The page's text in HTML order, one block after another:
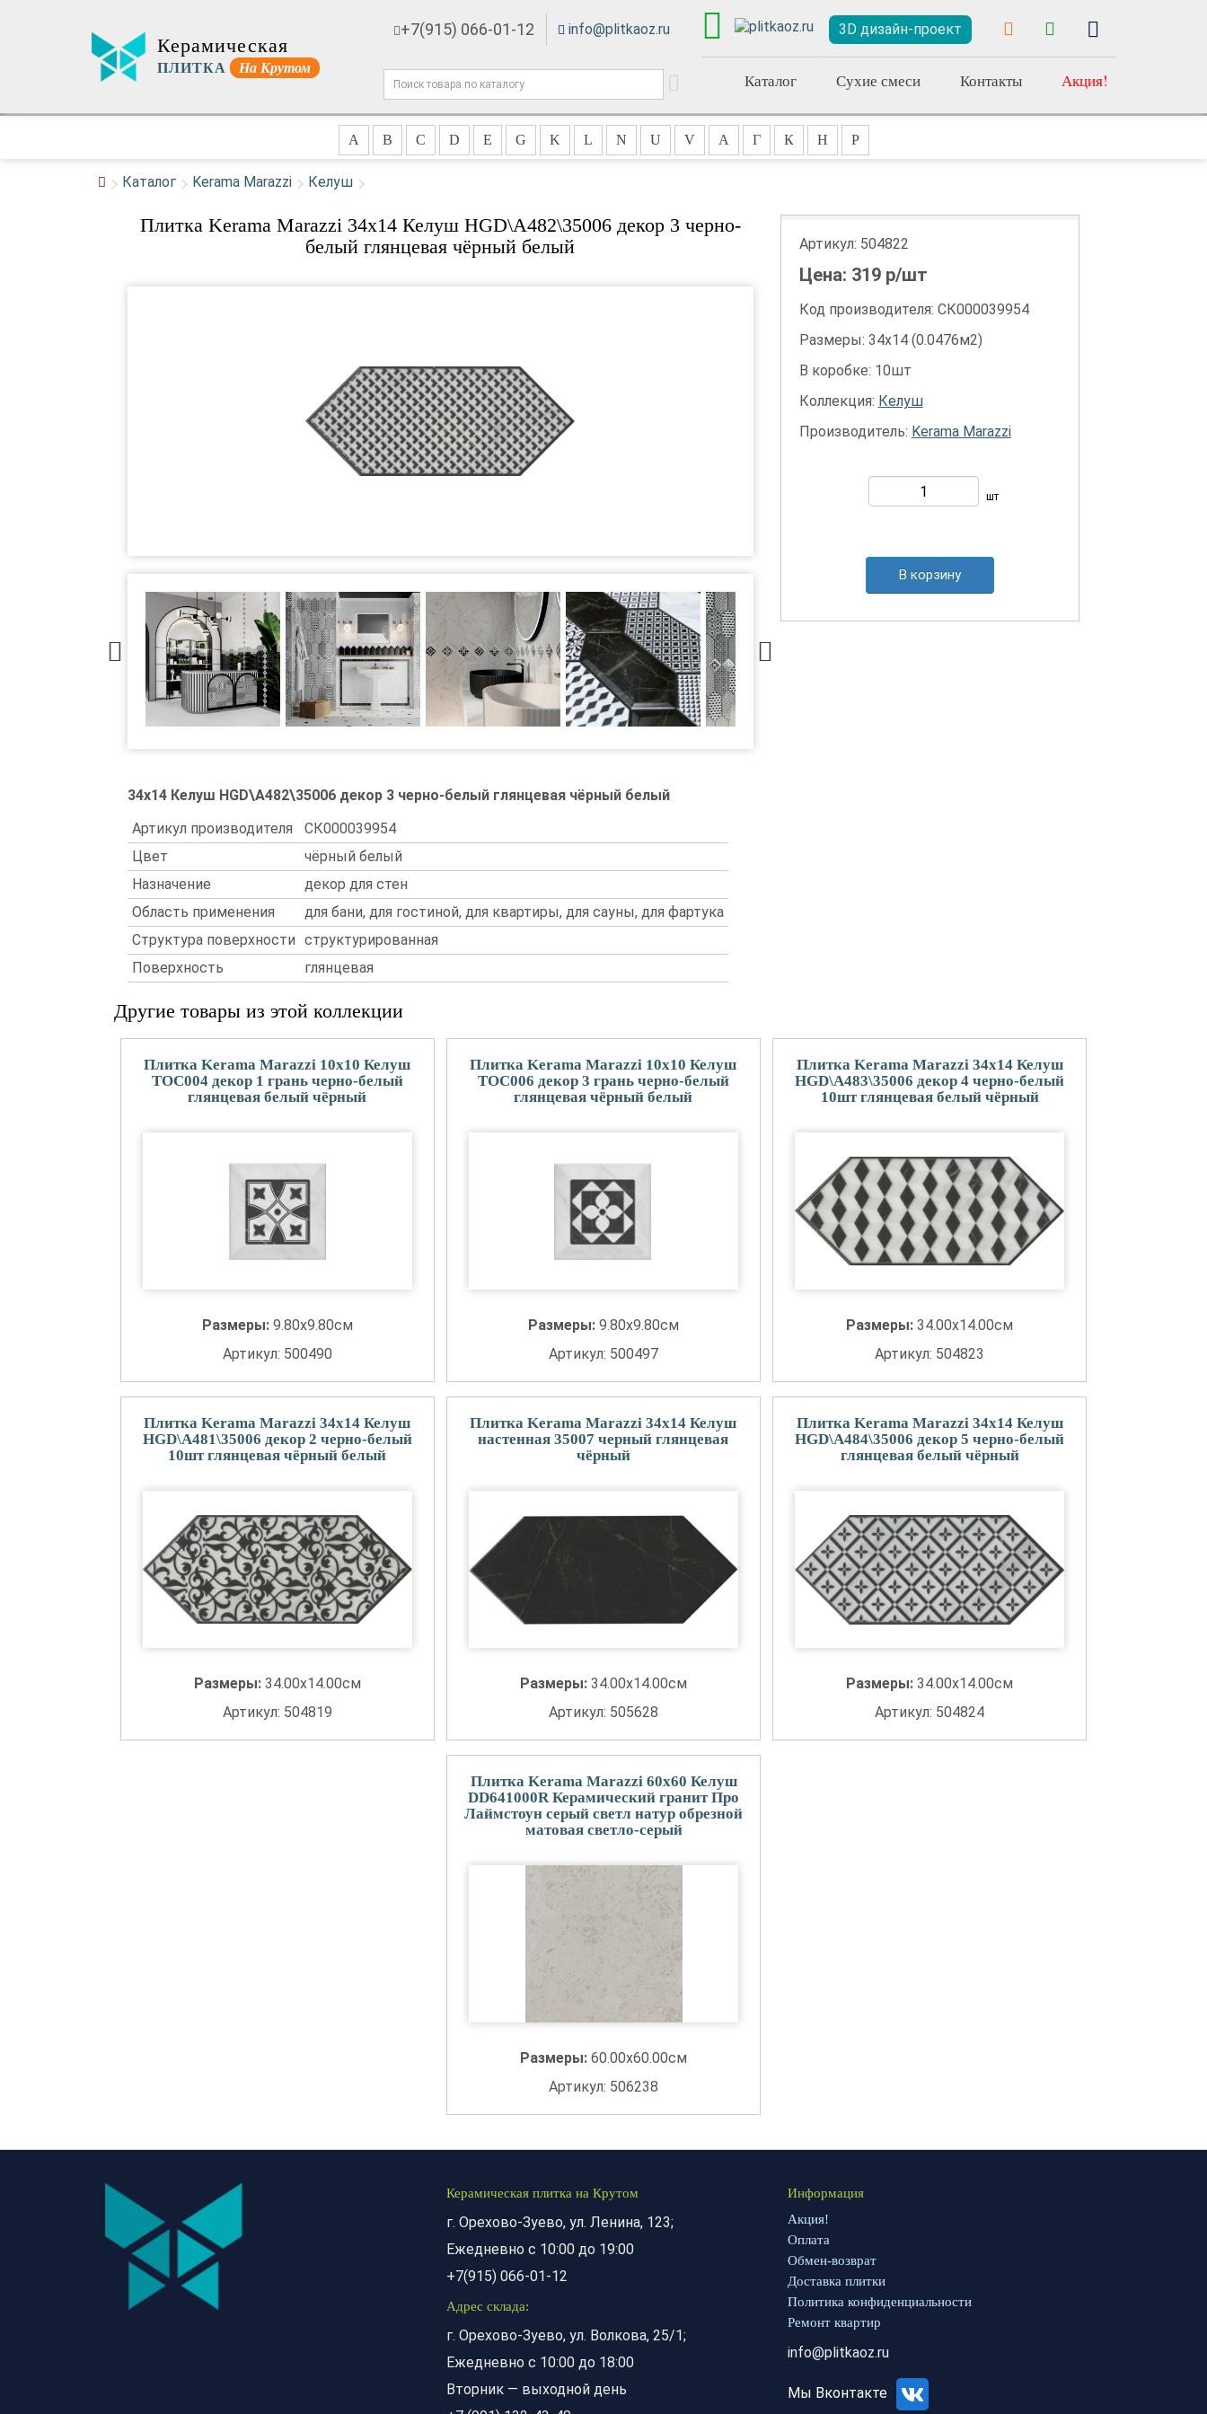
Керамическая
ПЛИТКА На Крутом
+7(915) 066-01-12 info@plitkaoz.ru 3D дизайн-проект
Каталог Сухие смеси Контакты Акция!
A B C D E G K L N U V А Г К Н Р
Каталог Kerama Marazzi Келуш
Плитка Kerama Marazzi 34x14 Келуш HGD\A482\35006 декор 3 черно-
белый глянцевая чёрный белый
34x14 Келуш HGD\A482\35006 декор 3 черно-белый глянцевая чёрный белый
Артикул производителя
СК000039954
Цвет
чёрный белый
Назначение
декор для стен
Область применения
для бани, для гостиной, для квартиры, для сауны, для фартука
Структура поверхности структурированная
Поверхность
глянцевая
Артикул: 504822
Цена: 319р/шт
Код производителя: СК000039954
Размеры: 34х14 (0.0476м2)
В коробке: 10шт
Коллекция: Келуш
Производитель: Kerama Marazzi
шт
В корзину
Другие товары из этой коллекции
Плитка Kerama Marazzi 10x10 Келуш
TOC004 декор 1 грань черно-белый
глянцевая белый чёрный
Размеры: 9.80x9.80см
Артикул: 500490
Плитка Kerama Marazzi 10x10 Келуш
TOC006 декор 3 грань черно-белый
глянцевая чёрный белый
Размеры: 9.80x9.80см
Артикул: 500497
Плитка Kerama Marazzi 34x14 Келуш
HGD\A483\35006 декор 4 черно-белый
10шт глянцевая белый чёрный
Размеры:34.00x14.00см
Артикул: 504823
Плитка Kerama Marazzi 34x14 Келуш
HGD\A481\35006 декор 2 черно-белый
10шт глянцевая чёрный белый
Размеры: 34.00x14.00см
Артикул: 504819
Плитка Kerama Marazzi 34x14 Келуш
настенная 35007 черный глянцевая
чёрный
Размеры: 34.00x14.00см
Артикул: 505628
Плитка Kerama Marazzi 34x14 Келуш
HGD\A484\35006 декор 5 черно-белый
глянцевая белый чёрный
Размеры:34.00x14.00см
Артикул: 504824
Плитка Kerama Marazzi 60x60 Келуш
DD641000R Керамический гранит Про
Лаймстоун серый светл натур обрезной
матовая светло-серый
Размеры: 60.00x60.00см
Артикул: 506238
Керамическая плитка на Крутом
г. Орехово-Зуево, ул. Ленина, 123;
Ежедневно с 10:00 до 19:00
+7(915) 066-01-12
Адрес склада:
г. Орехово-Зуево, ул. Волкова, 25/1;
Ежедневно с 10:00 до 18:00
Вторник — выходной день
Информация
Акция!
Оплата
Обмен-возврат
Доставка плитки
Политика конфиденциальности
Ремонт квартир
info@plitkaoz.ru
Мы Вконтакте